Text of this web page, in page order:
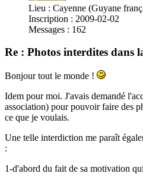
Lieu : Cayenne (Guyane
Inscription : 2009-02-02
Messages : 162
Re : Photos interdites dans
Bonjour tout le monde !
Idem pour moi. J'avais demandé
association) pour pouvoir faire des
ce que je voulais.
Une telle interdiction me paraît
:
1-d'abord du fait de sa motivation